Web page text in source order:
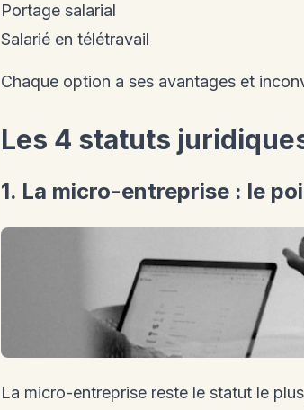
Portage salarial
Salarié en télétravail
Chaque option a ses avantages et
Les 4 statuts
1. La micro-entreprise : le
La micro-entreprise reste le statut le